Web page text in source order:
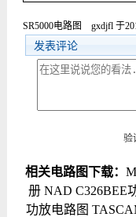
SR5000电路图 gxdjfl 于
发表评论
验
相关电路图下载：
册 NAD C326BEE
功放电路图